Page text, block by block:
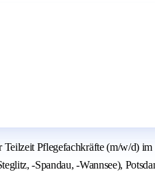
Pflegefachkräfte (m/w/d)
-Spandau, -Wannsee),